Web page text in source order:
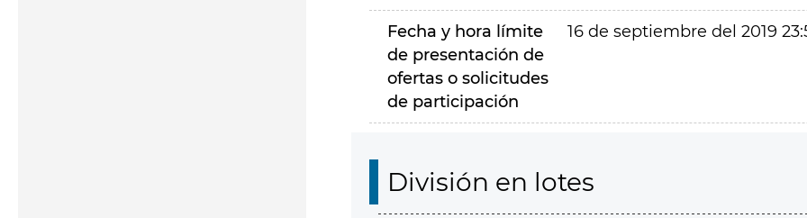
Fecha y hora límite
de presentación de
ofertas o solicitudes
de participación
16 de septiembre del 2019
División en lotes